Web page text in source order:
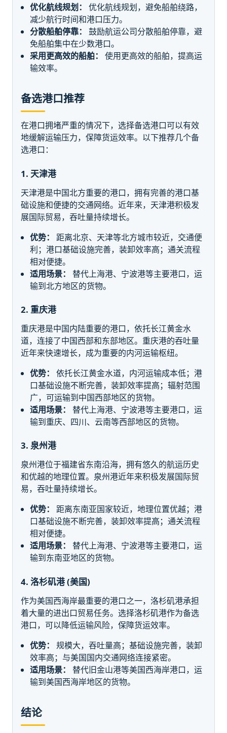
优化航线规划：
优化航线规划，避免船舶绕路，
减少航行时间和港口压力。
分散船舶停靠：
鼓励航运公司分散船舶停靠，避
免船舶集中在少数港口。
采用更高效的船舶：
使用更高效的船舶，提高运
输效率。
备选港口推荐
在港口拥堵严重的情况下，选择备选港口可以有效
地缓解运输压力，保障货运效率。以下推荐几个备
选港口：
1. 天津港
天津港是中国北方重要的港口，拥有完善的港口基
础设施和便捷的交通网络。近年来，天津港积极发
展国际贸易，吞吐量持续增长。
优势：
距离北京、天津等北方城市较近，交通便
利；港口基础设施完善，装卸效率高；通关流程
相对便捷。
适用场景：
替代上海港、宁波港等主要港口，运
输到北方地区的货物。
2. 重庆港
重庆港是中国内陆重要的港口，依托长江黄金水
道，连接了中国西部和东部地区。重庆港的吞吐量
近年来快速增长，成为重要的内河运输枢纽。
优势：
依托长江黄金水道，内河运输成本低；港
口基础设施不断完善，装卸效率提高；辐射范围
广，可运输到中国西部地区的货物。
适用场景：
替代上海港、宁波港等主要港口，运
输到重庆、四川、云南等西部地区的货物。
3. 泉州港
泉州港位于福建省东南沿海，拥有悠久的航运历史
和优越的地理位置。泉州港近年来积极发展国际贸
易，吞吐量持续增长。
优势：
距离东南亚国家较近，地理位置优越；港
口基础设施不断完善，装卸效率提高；通关流程
相对便捷。
适用场景：
替代上海港、宁波港等主要港口，运
输到东南亚地区的货物。
4. 洛杉矶港 (美国)
作为美国西海岸最重要的港口之一，洛杉矶港承担
着大量的进出口贸易任务。选择洛杉矶港作为备选
港口，可以降低运输风险，保障货运效率。
优势：
规模大，吞吐量高；基础设施完善，装卸
效率高；与美国国内交通网络连接紧密。
适用场景：
替代旧金山港等美国西海岸港口，运
输到美国西海岸地区的货物。
结论